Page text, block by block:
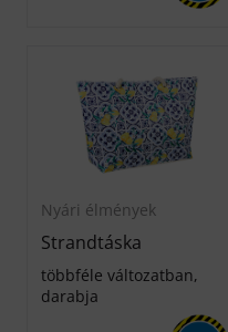
Nyári élmények
Strandtáska
többféle változatban,
darabja